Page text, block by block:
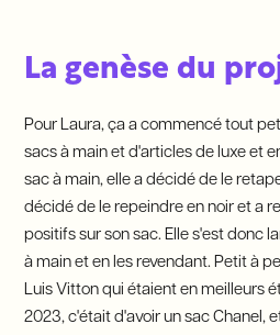
La genèse du
Pour Laura, ça a commencé tout
sacs à main et d'articles de luxe et
sac à main, elle a décidé de le
décidé de le repeindre en noir et a
positifs sur son sac. Elle s'est donc
à main et en les revendant. Petit à
Luis Vitton qui étaient en meilleurs
2023, c'était d'avoir un sac Chanel,